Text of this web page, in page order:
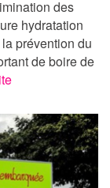
des
hydratation
prévention du
de boire de